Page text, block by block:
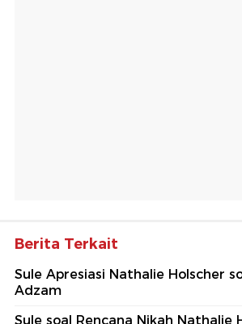
Berita Terkait
Sule Apresiasi Nathalie Holscher
Adzam
Sule soal Rencana Nikah Nathalie